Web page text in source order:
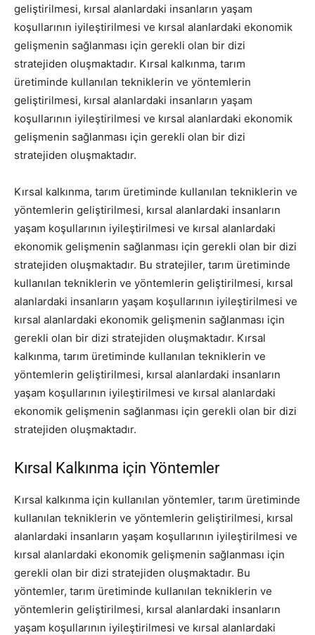
geliştirilmesi, kırsal alanlardaki insanların yaşam
koşullarının iyileştirilmesi ve kırsal alanlardaki ekonomik
gelişmenin sağlanması için gerekli olan bir dizi
stratejiden oluşmaktadır. Kırsal kalkınma, tarım
üretiminde kullanılan tekniklerin ve yöntemlerin
geliştirilmesi, kırsal alanlardaki insanların yaşam
koşullarının iyileştirilmesi ve kırsal alanlardaki ekonomik
gelişmenin sağlanması için gerekli olan bir dizi
stratejiden oluşmaktadır.
Kırsal kalkınma, tarım üretiminde kullanılan tekniklerin ve
yöntemlerin geliştirilmesi, kırsal alanlardaki insanların
yaşam koşullarının iyileştirilmesi ve kırsal alanlardaki
ekonomik gelişmenin sağlanması için gerekli olan bir dizi
stratejiden oluşmaktadır. Bu stratejiler, tarım üretiminde
kullanılan tekniklerin ve yöntemlerin geliştirilmesi, kırsal
alanlardaki insanların yaşam koşullarının iyileştirilmesi ve
kırsal alanlardaki ekonomik gelişmenin sağlanması için
gerekli olan bir dizi stratejiden oluşmaktadır. Kırsal
kalkınma, tarım üretiminde kullanılan tekniklerin ve
yöntemlerin geliştirilmesi, kırsal alanlardaki insanların
yaşam koşullarının iyileştirilmesi ve kırsal alanlardaki
ekonomik gelişmenin sağlanması için gerekli olan bir dizi
stratejiden oluşmaktadır.
Kırsal Kalkınma için Yöntemler
Kırsal kalkınma için kullanılan yöntemler, tarım üretiminde
kullanılan tekniklerin ve yöntemlerin geliştirilmesi, kırsal
alanlardaki insanların yaşam koşullarının iyileştirilmesi ve
kırsal alanlardaki ekonomik gelişmenin sağlanması için
gerekli olan bir dizi stratejiden oluşmaktadır. Bu
yöntemler, tarım üretiminde kullanılan tekniklerin ve
yöntemlerin geliştirilmesi, kırsal alanlardaki insanların
yaşam koşullarının iyileştirilmesi ve kırsal alanlardaki